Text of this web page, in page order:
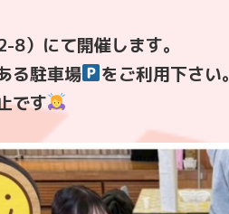
8）にて開催します。
る駐車場
をご利用下さい。
です